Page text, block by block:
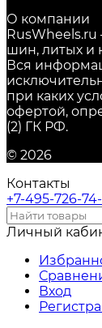
О компании
шин, литых и
Вся
при каких
офертой,
(2) ГК РФ.
© 2026
Контакты
+7-495-726-
Личный
Вход